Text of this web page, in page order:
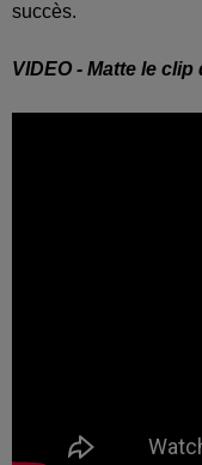
succès.
VIDEO - Matte le